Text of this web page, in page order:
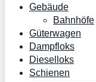
Gebäude
Bahnhöfe
Güterwagen
Dampfloks
Dieselloks
Schienen